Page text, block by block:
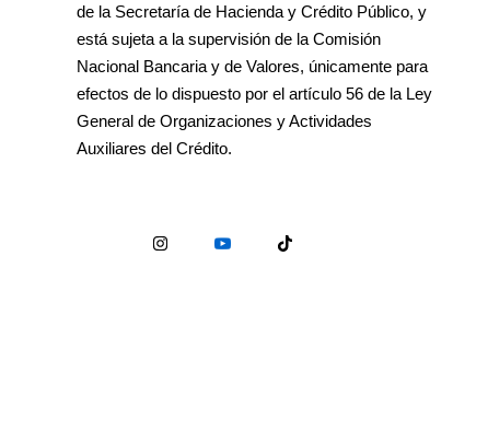
de la Secretaría de Hacienda y Crédito Público, y
está sujeta a la supervisión de la Comisión
Nacional Bancaria y de Valores, únicamente para
efectos de lo dispuesto por el artículo 56 de la Ley
General de Organizaciones y Actividades
Auxiliares del Crédito.